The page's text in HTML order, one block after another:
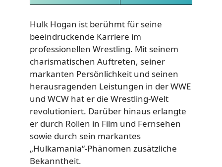
Hulk Hogan ist berühmt für seine
beeindruckende Karriere im
professionellen Wrestling. Mit seinem
charismatischen Auftreten, seiner
markanten Persönlichkeit und seinen
herausragenden Leistungen in der WWE
und WCW hat er die Wrestling-Welt
revolutioniert. Darüber hinaus erlangte
er durch Rollen in Film und Fernsehen
sowie durch sein markantes
„Hulkamania“-Phänomen zusätzliche
Bekanntheit.